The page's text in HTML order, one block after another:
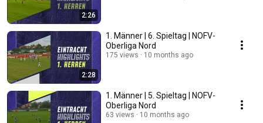
2:26
2:28
1. Männer | 6. Spieltag | NOFV-
Oberliga Nord
175 views 10 months ago
1. Männer | 5. Spieltag | NOFV-
Oberliga Nord
63 views 10 months ago